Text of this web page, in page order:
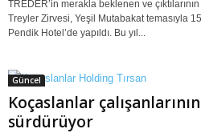
TREDER’in merakla beklenen ve
Treyler Zirvesi, Yeşil Mutabakat temasıyla
Pendik Hotel’de yapıldı. Bu yıl...
Güncel
Koçaslanlar
sürdürüyor